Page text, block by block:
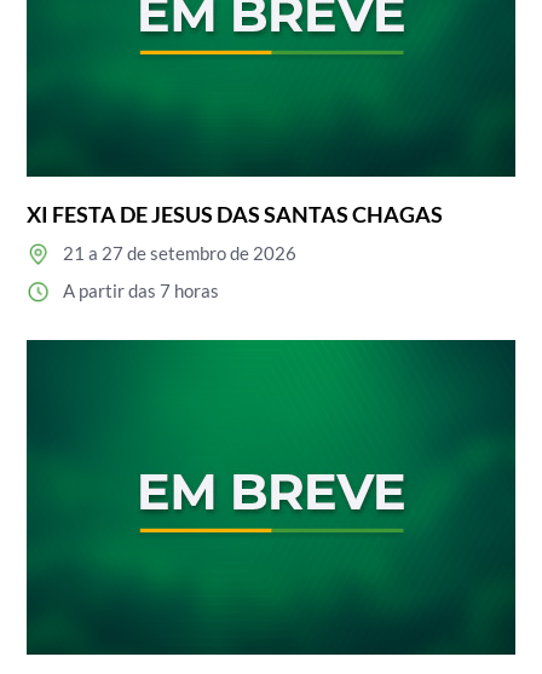
XI FESTA DE JESUS DAS SANTAS CHAGAS
21 a 27 de setembro de 2026
A partir das 7 horas